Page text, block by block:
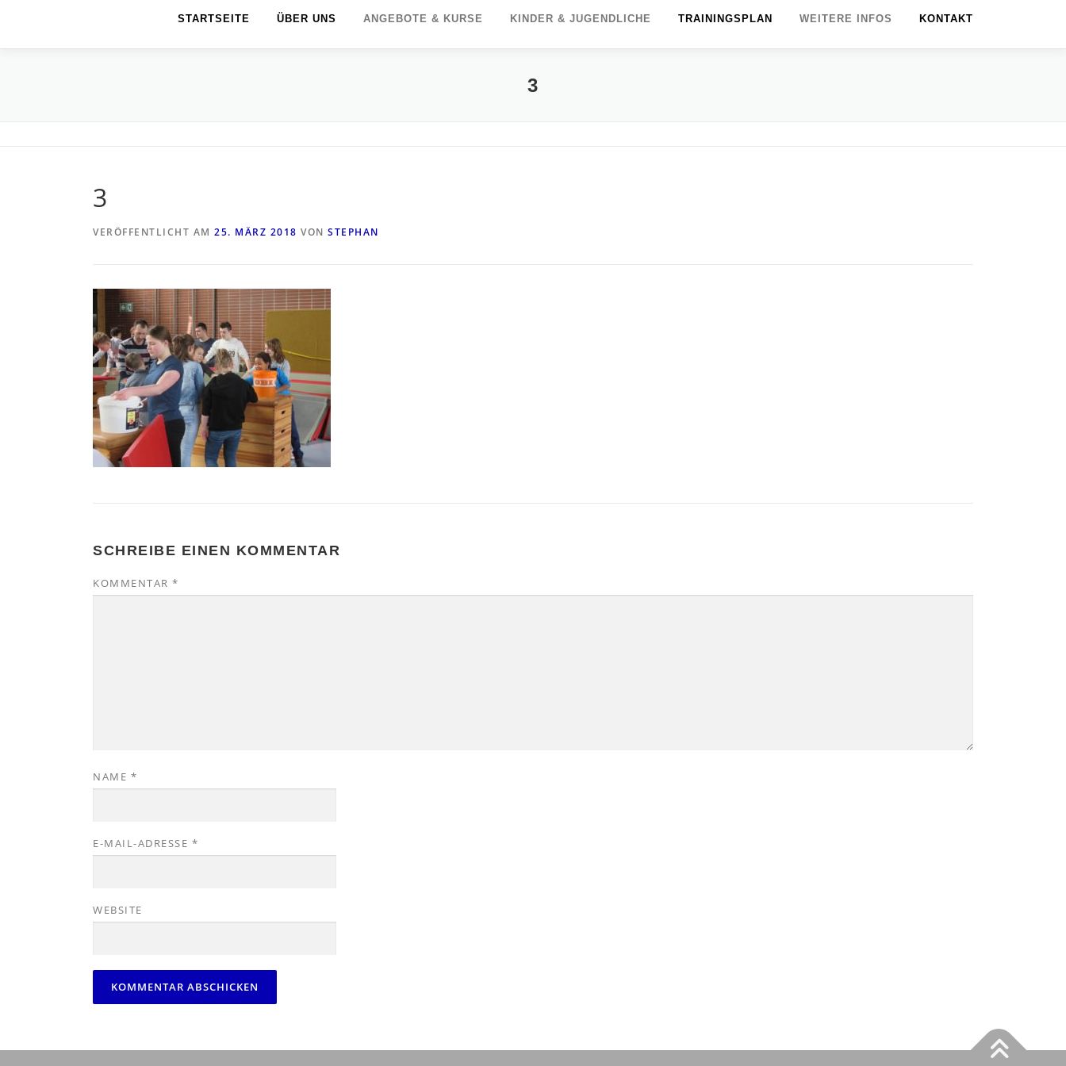
STARTSEITE ÜBER UNS ANGEBOTE & KURSE KINDER & JUGENDLICHE TRAININGSPLAN WEITERE INFOS KONTAKT
3
3
VERÖFFENTLICHT AM 25. MÄRZ 2018 VON STEPHAN
SCHREIBE EINEN KOMMENTAR
KOMMENTAR *
NAME *
E-MAIL-ADRESSE *
WEBSITE